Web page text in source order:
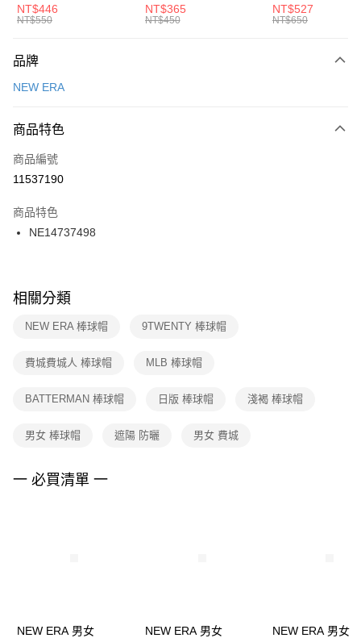
元大商業銀行
台灣樂天信用卡公司
AFTEE先享後付
【關於「AFTEE先享後付」】
便利好安心！
３．安心：先確認商品／服務後，再付款。
【「AFTEE先享後付」結帳流程】
１．於結帳方式選擇「AFTEE先享後付」後，將跳轉至「AFTEE先享後付」
２．訂單成立數日內，您將收到繳費通知簡訊。
３．收到繳費通知簡訊後14天內，點擊此簡訊中的連結，可透過四大超商／
ATM／網路銀行／等多元方式進行付款，方視為交易完成。
※ 交易是否成功請以「AFTEE先享後付 」之結帳頁面顯示為準，若有關於
是否繳費成功／繳費後需取消欲退款等相關疑問，請聯繫「AFTEE先享後付
客戶支援中心」https://netprotections.freshdesk.com/support/home
１．透過由恩沛科技股份有限公司提供之「AFTEE先享後付」服務完成之交
權轉讓予恩沛科技股份有限公司。
３．未成年的使用者請事先徵得法定代理人或監護人之同意方可使用
４．使用「AFTEE先享後付」時，將依據個別帳號之用戶狀況，依本公司即
運送方式
每筆NT$100，滿NT$1,500(含以上)免運費
宅配
每筆NT$100，滿NT$1,500(含以上)免運費
付款後門市自取
每筆NT$100，滿NT$1,500(含以上)免運費
中統襪 FZ3393100
NT$446
NT$550
EMBRDY 男女 短統襪
FZ3073133
NT$365
NT$450
BA5871010
NT$527
NT$650
品牌
NEW ERA
商品特色
商品編號
11537190
商品特色
NE14737498
相關分類
NEW ERA 棒球帽 9TWENTY 棒球帽
費城費城人 棒球帽 MLB 棒球帽
BATTERMAN 棒球帽 日版 棒球帽 淺褐 棒球帽
男女 棒球帽 遮陽 防曬 男女 費城
一 必買清單 一
NEW ERA 男女
NEW ERA 男女
NEW ERA 男女